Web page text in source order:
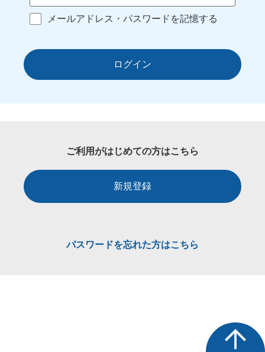
メールアドレス・パスワードを記憶する
ログイン
ご利用がはじめての方はこちら
新規登録
パスワードを忘れた方はこちら